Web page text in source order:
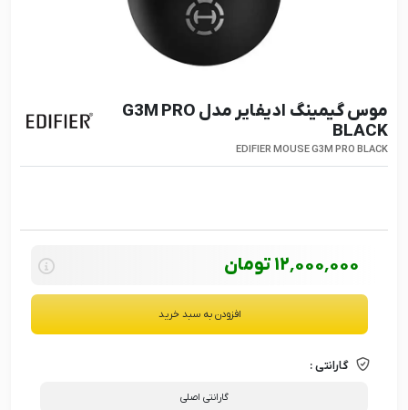
موس گیمینگ ادیفایر مدل G3M PRO
BLACK
EDIFIER MOUSE G3M PRO BLACK
12٬000٬000تومان
افزودن به سبد خرید
گارانتی :
گارانتی اصلی